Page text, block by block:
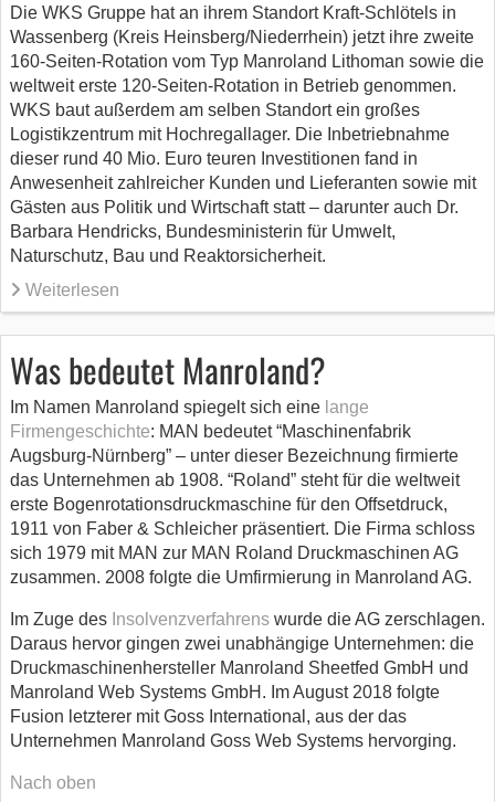
Die WKS Gruppe hat an ihrem Standort Kraft-Schlötels in
Wassenberg (Kreis Heinsberg/Niederrhein) jetzt ihre zweite
160-Seiten-Rotation vom Typ Manroland Lithoman sowie die
weltweit erste 120-Seiten-Rotation in Betrieb genommen.
WKS baut außerdem am selben Standort ein großes
Logistikzentrum mit Hochregallager. Die Inbetriebnahme
dieser rund 40 Mio. Euro teuren Investitionen fand in
Anwesenheit zahlreicher Kunden und Lieferanten sowie mit
Gästen aus Politik und Wirtschaft statt – darunter auch Dr.
Barbara Hendricks, Bundesministerin für Umwelt,
Naturschutz, Bau und Reaktorsicherheit.
Weiterlesen
Was bedeutet Manroland?
Im Namen Manroland spiegelt sich eine lange
Firmengeschichte: MAN bedeutet “Maschinenfabrik
Augsburg-Nürnberg” – unter dieser Bezeichnung firmierte
das Unternehmen ab 1908. “Roland” steht für die weltweit
erste Bogenrotationsdruckmaschine für den Offsetdruck,
1911 von Faber & Schleicher präsentiert. Die Firma schloss
sich 1979 mit MAN zur MAN Roland Druckmaschinen AG
zusammen. 2008 folgte die Umfirmierung in Manroland AG.
Im Zuge des Insolvenzverfahrens wurde die AG zerschlagen.
Daraus hervor gingen zwei unabhängige Unternehmen: die
Druckmaschinenhersteller Manroland Sheetfed GmbH und
Manroland Web Systems GmbH. Im August 2018 folgte
Fusion letzterer mit Goss International, aus der das
Unternehmen Manroland Goss Web Systems hervorging.
Nach oben